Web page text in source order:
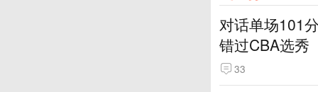
对话单场101
错过CBA选秀
33